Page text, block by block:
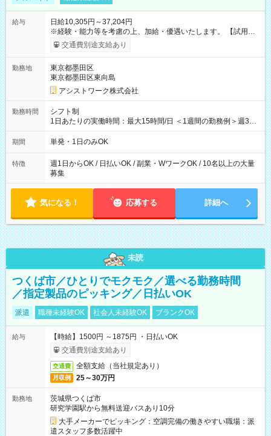
給与
日給10,305円～37,204円
※経験・能力等を考慮の上、加給・優遇いたします。 【試用期
間】試用期間なし
交通費別途支給あり
勤務地
東京都墨田区
東京都墨田区東向島
アシストワーク株式会社
勤務時間
シフト制
1日あたりの実働時間：最大15時間/日 ＜1週間の勤務例＞週3回
勤務 勤務：月・水・金 休み：火・木・土・日 好きな時にお仕事
可能です！ ※1日あたりの最大実働時間は日勤、夜勤共に勤務し
期間 単発・1日のみOK
特徴
週1日からOK / 日払いOK / 副業・WワークOK / 10名以上の大量
募集
気になる！ 応募する 詳細へ
未読
つくば市／ひとりでモクモク／選べる勤務時間
／指定製品のピッキング／日払いOK
派遣 職種未経験OK 社会人未経験OK ブランクOK
給与
【時給】1500円 ～1875円 ・日払いOK
交通費別途支給あり
交通費 全額支給（当社規定あり）
月収例 25～30万円
勤務地
茨城県つくば市
研究学園駅から無料送迎バスあり10分
大手メーカーでピッキング：空調完備の働きやすい職場：派
遣スタッフ多数活躍中